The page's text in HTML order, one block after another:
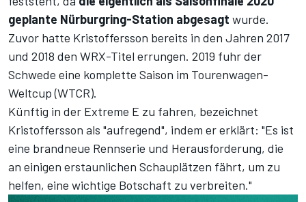
geplante Nürburgring-Station abgesagt wurde.
Zuvor hatte Kristoffersson bereits in den Jahren 2017
und 2018 den WRX-Titel errungen. 2019 fuhr der
Schwede eine komplette Saison im Tourenwagen-
Weltcup (WTCR).
Künftig in der Extreme E zu fahren, bezeichnet
Kristoffersson als "aufregend", indem er erklärt: "Es ist
eine brandneue Rennserie und Herausforderung, die
an einigen erstaunlichen Schauplätzen fährt, um zu
helfen, eine wichtige Botschaft zu verbreiten."